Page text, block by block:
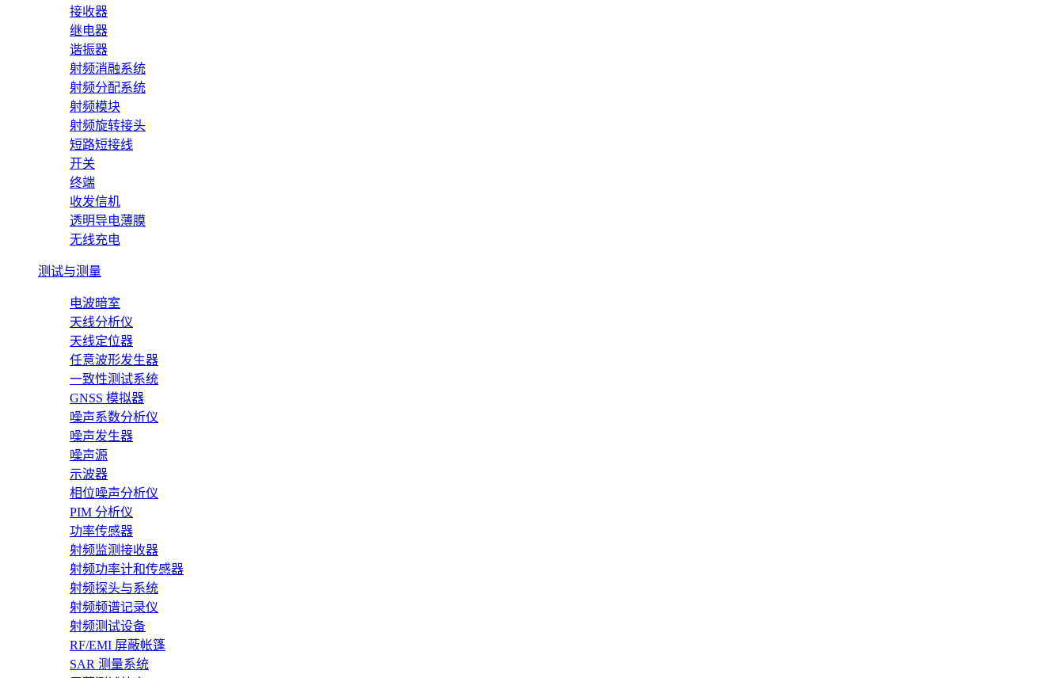
接收器
继电器
谐振器
射频消融系统
射频分配系统
射频模块
射频旋转接头
短路短接线
开关
终端
收发信机
透明导电薄膜
无线充电
测试与测量
电波暗室
天线分析仪
天线定位器
任意波形发生器
一致性测试系统
GNSS 模拟器
噪声系数分析仪
噪声发生器
噪声源
示波器
相位噪声分析仪
PIM 分析仪
功率传感器
射频监测接收器
射频功率计和传感器
射频探头与系统
射频频谱记录仪
射频测试设备
RF/EMI 屏蔽帐篷
SAR 测量系统